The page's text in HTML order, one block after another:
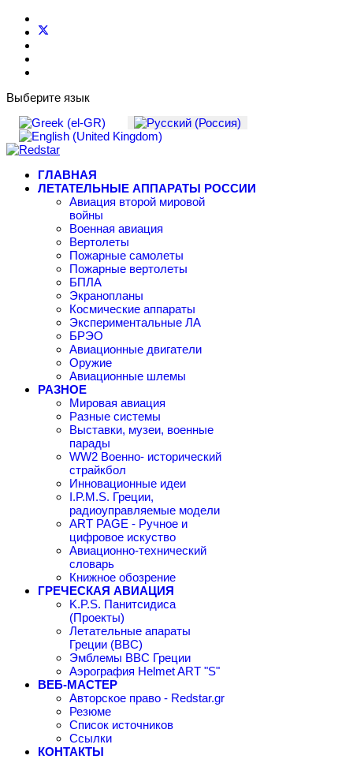
Выберите язык
ГЛАВНАЯ
ЛЕТАТЕЛЬНЫЕ АППАРАТЫ РОССИИ
Авиация второй мировой
войны
Военная авиация
Вертолеты
Пожарные самолеты
Пожарные вертолеты
БПЛА
Экранопланы
Космические аппараты
Экспериментальные ЛА
БРЭО
Авиационные двигатели
Оружие
Авиационные шлемы
РАЗНОЕ
Мировая авиация
Разные системы
Выставки, музеи, военные
парады
WW2 Военно- исторический
страйкбол
Инновационные идеи
I.P.M.S. Греции,
радиоуправляемые модели
ART PAGE - Ручное и
цифровое искуство
Авиационно-технический
словарь
Книжное обозрение
ГРЕЧЕСКАЯ АВИАЦИЯ
K.P.S. Панитсидиса
(Проекты)
Летательные апараты
Греции (ВВС)
Эмблемы ВВС Греции
Аэрография Helmet ART "S"
ВЕБ-МАСТЕР
Авторское право - Redstar.gr
Резюме
Список источников
Ссылки
КОНТАКТЫ